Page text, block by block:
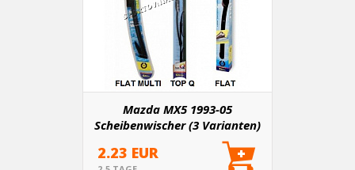
Mazda MX5 1993-05
Scheibenwischer (3 Varianten)
2.23 EUR